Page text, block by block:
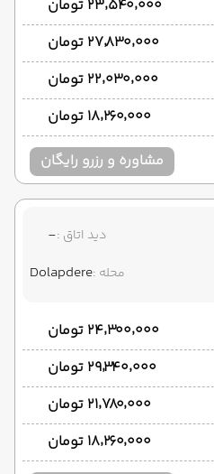
۲۳٬۵۴۰٬۰۰۰ تومان
۲۷٬۸۳۰٬۰۰۰ تومان
۲۲٬۰۳۰٬۰۰۰ تومان
۱۸٬۲۶۰٬۰۰۰ تومان
مشاوره و رزرو رایگان
دید اتاق :-
محله :Dolapdere
۲۴٬۳۰۰٬۰۰۰ تومان
۲۹٬۳۴۰٬۰۰۰ تومان
۲۱٬۷۸۰٬۰۰۰ تومان
۱۸٬۲۶۰٬۰۰۰ تومان